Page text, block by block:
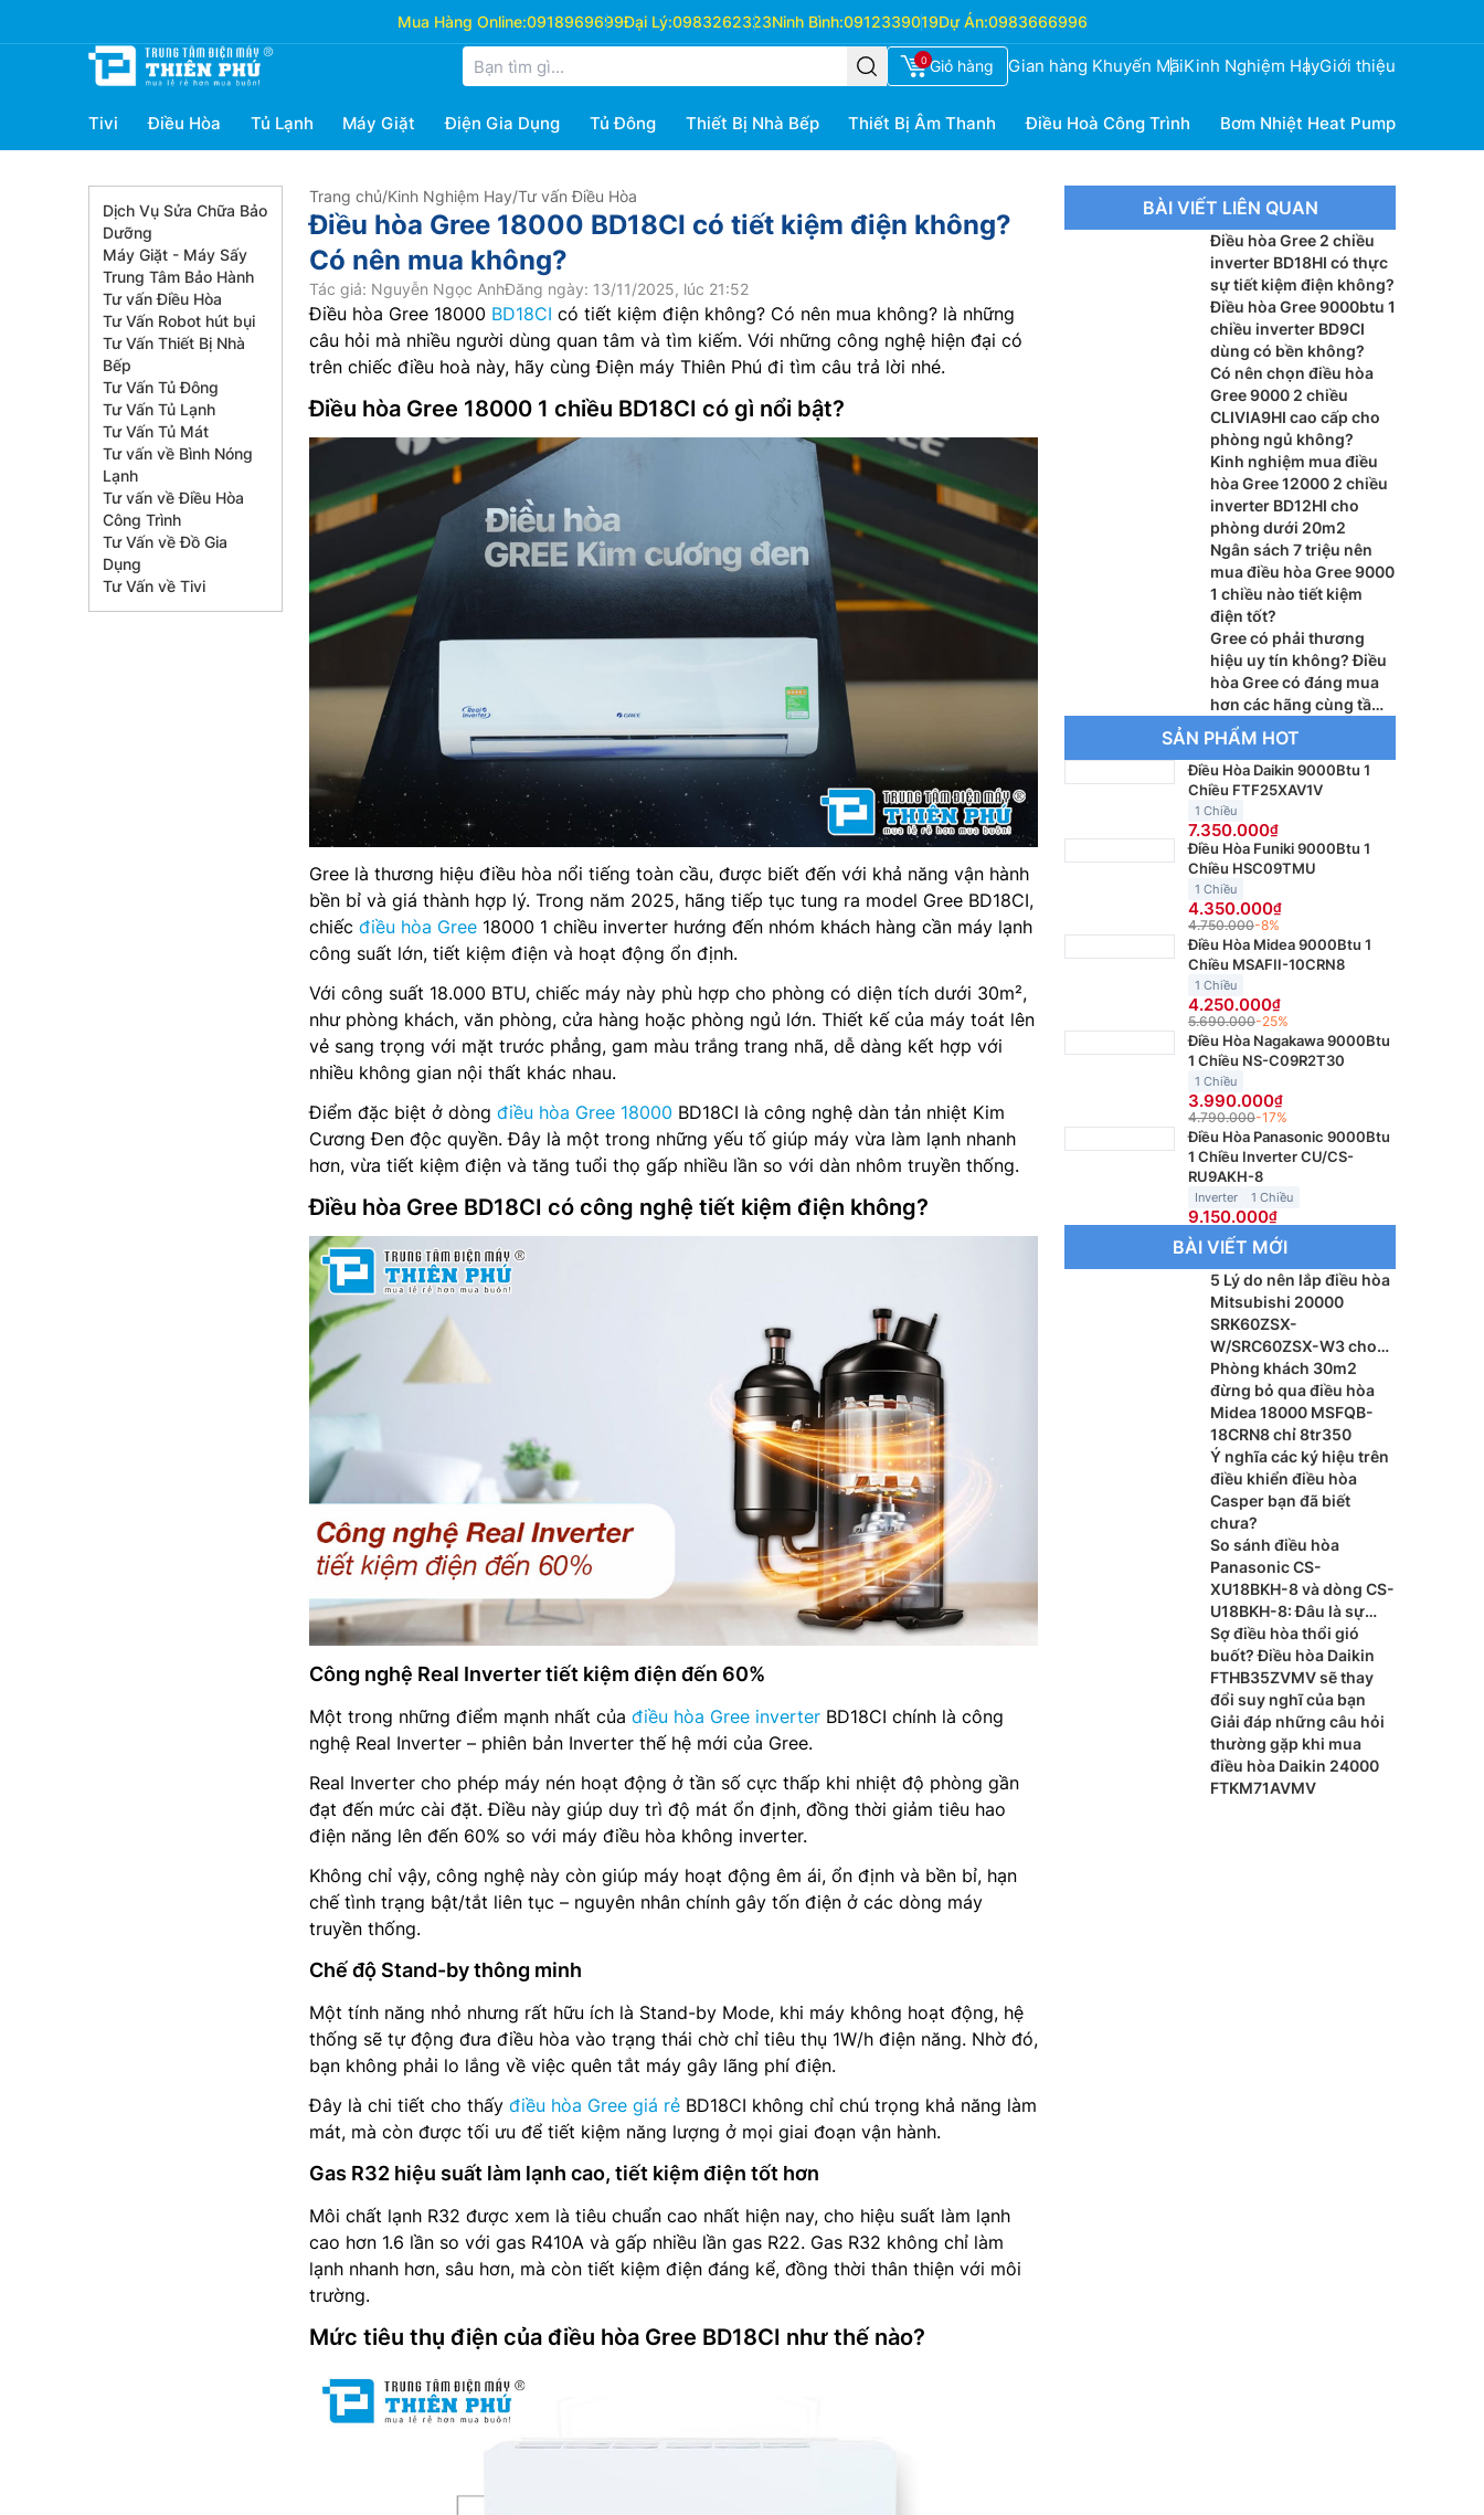
Mua Hàng Online:0918969699Đại Lý:0983262323Ninh Bình:0912339019Dự Án:0983666996
0 Giỏ hàng Gian hàng Khuyến MãiKinh Nghiệm HayGiới thiệu
Tivi Điều Hòa Tủ Lạnh Máy Giặt Điện Gia Dụng Tủ Đông Thiết Bị Nhà Bếp Thiết Bị Âm Thanh Điều Hoà Công Trình Bơm Nhiệt Heat Pump
Dịch Vụ Sửa Chữa Bảo
Dưỡng
Máy Giặt - Máy Sấy
Trung Tâm Bảo Hành
Tư vấn Điều Hòa
Tư Vấn Robot hút bụi
Tư Vấn Thiết Bị Nhà
Bếp
Tư Vấn Tủ Đông
Tư Vấn Tủ Lạnh
Tư Vấn Tủ Mát
Tư vấn về Bình Nóng
Lạnh
Tư vấn về Điều Hòa
Công Trình
Tư Vấn về Đồ Gia
Dụng
Tư Vấn về Tivi
Trang chủ/Kinh Nghiệm Hay/Tư vấn Điều Hòa
Điều hòa Gree 18000 BD18CI có tiết kiệm điện không?
Có nên mua không?
Tác giả: Nguyễn Ngọc AnhĐăng ngày: 13/11/2025, lúc 21:52
Điều hòa Gree 18000 BD18CI có tiết kiệm điện không? Có nên mua không? là những
câu hỏi mà nhiều người dùng quan tâm và tìm kiếm. Với những công nghệ hiện đại có
trên chiếc điều hoà này, hãy cùng Điện máy Thiên Phú đi tìm câu trả lời nhé.
Điều hòa Gree 18000 1 chiều BD18CI có gì nổi bật?
Gree là thương hiệu điều hòa nổi tiếng toàn cầu, được biết đến với khả năng vận hành
bền bỉ và giá thành hợp lý. Trong năm 2025, hãng tiếp tục tung ra model Gree BD18CI,
chiếc điều hòa Gree 18000 1 chiều inverter hướng đến nhóm khách hàng cần máy lạnh
công suất lớn, tiết kiệm điện và hoạt động ổn định.
Với công suất 18.000 BTU, chiếc máy này phù hợp cho phòng có diện tích dưới 30m²,
như phòng khách, văn phòng, cửa hàng hoặc phòng ngủ lớn. Thiết kế của máy toát lên
vẻ sang trọng với mặt trước phẳng, gam màu trắng trang nhã, dễ dàng kết hợp với
nhiều không gian nội thất khác nhau.
Điểm đặc biệt ở dòng điều hòa Gree 18000 BD18CI là công nghệ dàn tản nhiệt Kim
Cương Đen độc quyền. Đây là một trong những yếu tố giúp máy vừa làm lạnh nhanh
hơn, vừa tiết kiệm điện và tăng tuổi thọ gấp nhiều lần so với dàn nhôm truyền thống.
Điều hòa Gree BD18CI có công nghệ tiết kiệm điện không?
Công nghệ Real Inverter tiết kiệm điện đến 60%
Một trong những điểm mạnh nhất của điều hòa Gree inverter BD18CI chính là công
nghệ Real Inverter – phiên bản Inverter thế hệ mới của Gree.
Real Inverter cho phép máy nén hoạt động ở tần số cực thấp khi nhiệt độ phòng gần
đạt đến mức cài đặt. Điều này giúp duy trì độ mát ổn định, đồng thời giảm tiêu hao
điện năng lên đến 60% so với máy điều hòa không inverter.
Không chỉ vậy, công nghệ này còn giúp máy hoạt động êm ái, ổn định và bền bỉ, hạn
chế tình trạng bật/tắt liên tục – nguyên nhân chính gây tốn điện ở các dòng máy
truyền thống.
Chế độ Stand-by thông minh
Một tính năng nhỏ nhưng rất hữu ích là Stand-by Mode, khi máy không hoạt động, hệ
thống sẽ tự động đưa điều hòa vào trạng thái chờ chỉ tiêu thụ 1W/h điện năng. Nhờ đó,
bạn không phải lo lắng về việc quên tắt máy gây lãng phí điện.
Đây là chi tiết cho thấy điều hòa Gree giá rẻ BD18CI không chỉ chú trọng khả năng làm
mát, mà còn được tối ưu để tiết kiệm năng lượng ở mọi giai đoạn vận hành.
Gas R32 hiệu suất làm lạnh cao, tiết kiệm điện tốt hơn
Môi chất lạnh R32 được xem là tiêu chuẩn cao nhất hiện nay, cho hiệu suất làm lạnh
cao hơn 1.6 lần so với gas R410A và gấp nhiều lần gas R22. Gas R32 không chỉ làm
lạnh nhanh hơn, sâu hơn, mà còn tiết kiệm điện đáng kể, đồng thời thân thiện với môi
trường.
Mức tiêu thụ điện của điều hòa Gree BD18CI như thế nào?
BÀI VIẾT LIÊN QUAN
Điều hòa Gree 2 chiều
inverter BD18HI có thực
sự tiết kiệm điện không?
Điều hòa Gree 9000btu 1
chiều inverter BD9CI
dùng có bền không?
Có nên chọn điều hòa
Gree 9000 2 chiều
CLIVIA9HI cao cấp cho
phòng ngủ không?
Kinh nghiệm mua điều
hòa Gree 12000 2 chiều
inverter BD12HI cho
phòng dưới 20m2
Ngân sách 7 triệu nên
mua điều hòa Gree 9000
1 chiều nào tiết kiệm
điện tốt?
Gree có phải thương
hiệu uy tín không? Điều
hòa Gree có đáng mua
hơn các hãng cùng tầm
giá?
SẢN PHẨM HOT
Điều Hòa Daikin 9000Btu 1
Chiều FTF25XAV1V
1 Chiều
7.350.000
Điều Hòa Funiki 9000Btu 1
Chiều HSC09TMU
1 Chiều
4.350.000
4.750.000-8%
Điều Hòa Midea 9000Btu 1
Chiều MSAFII-10CRN8
1 Chiều
4.250.000
5.690.000-25%
Điều Hòa Nagakawa 9000Btu
1 Chiều NS-C09R2T30
1 Chiều
3.990.000
4.790.000-17%
Điều Hòa Panasonic 9000Btu
1 Chiều Inverter CU/CS-
RU9AKH-8
Inverter 1 Chiều
9.150.000
BÀI VIẾT MỚI
5 Lý do nên lắp điều hòa
Mitsubishi 20000
SRK60ZSX-
W/SRC60ZSX-W3 cho
phòng khách
Phòng khách 30m2
đừng bỏ qua điều hòa
Midea 18000 MSFQB-
18CRN8 chỉ 8tr350
Ý nghĩa các ký hiệu trên
điều khiển điều hòa
Casper bạn đã biết
chưa?
So sánh điều hòa
Panasonic CS-
XU18BKH-8 và dòng CS-
U18BKH-8: Đâu là sự
khác biệt?
Sợ điều hòa thổi gió
buốt? Điều hòa Daikin
FTHB35ZVMV sẽ thay
đổi suy nghĩ của bạn
Giải đáp những câu hỏi
thường gặp khi mua
điều hòa Daikin 24000
FTKM71AVMV